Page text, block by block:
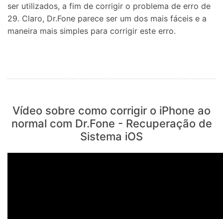
ser utilizados, a fim de corrigir o problema de erro de
29. Claro, Dr.Fone parece ser um dos mais fáceis e a
maneira mais simples para corrigir este erro.
Vídeo sobre como corrigir o iPhone ao
normal com Dr.Fone - Recuperação de
Sistema iOS